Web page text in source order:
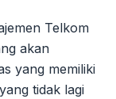
Telkom
akan
yang memiliki
tidak lagi